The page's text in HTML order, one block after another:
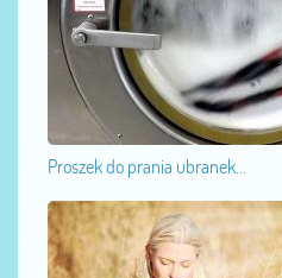
Proszek do prania ubranek...